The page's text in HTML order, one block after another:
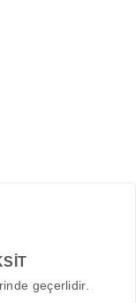
geçerlidir.